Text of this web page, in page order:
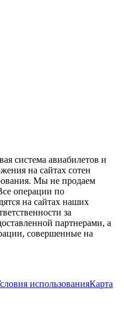
система авиабилетов и
на сайтах сотен
Мы не продаем
операции по
на сайтах наших
за
партнерами, а
совершенные на
использованияКарта